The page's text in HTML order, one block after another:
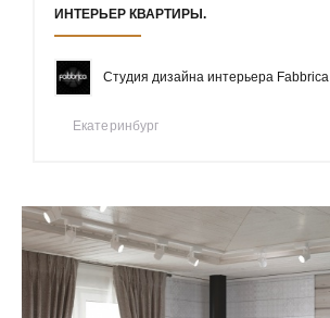
ИНТЕРЬЕР КВАРТИРЫ.
Студия дизайна интерьера Fabbrica
Екатеринбург